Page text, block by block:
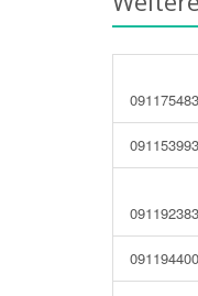
091194400